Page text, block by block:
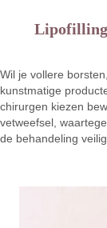
Lipofilling
Wil je vollere
kunstmatige
chirurgen kiezen
vetweefsel,
de behandeling